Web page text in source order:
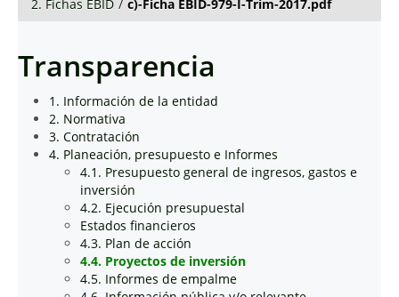
2. Fichas EBID / c)-Ficha EBID-979-I-Trim-2017.pdf
Transparencia
1. Información de la entidad
2. Normativa
3. Contratación
4. Planeación, presupuesto e Informes
4.1. Presupuesto general de ingresos, gastos e
inversión
4.2. Ejecución presupuestal
Estados financieros
4.3. Plan de acción
4.4. Proyectos de inversión
4.5. Informes de empalme